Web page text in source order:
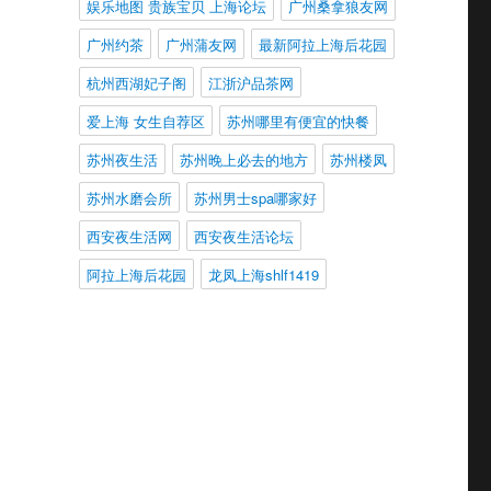
娱乐地图 贵族宝贝 上海论坛
广州桑拿狼友网
广州约茶
广州蒲友网
最新阿拉上海后花园
杭州西湖妃子阁
江浙沪品茶网
爱上海 女生自荐区
苏州哪里有便宜的快餐
苏州夜生活
苏州晚上必去的地方
苏州楼凤
苏州水磨会所
苏州男士spa哪家好
西安夜生活网
西安夜生活论坛
阿拉上海后花园
龙凤上海shlf1419